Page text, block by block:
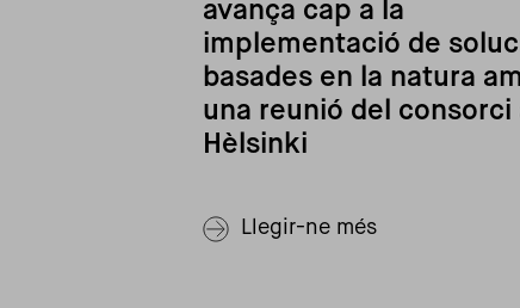
avança cap a la
implementació de
basades en la natura
una reunió del consorci
Hèlsinki
Llegir-ne més